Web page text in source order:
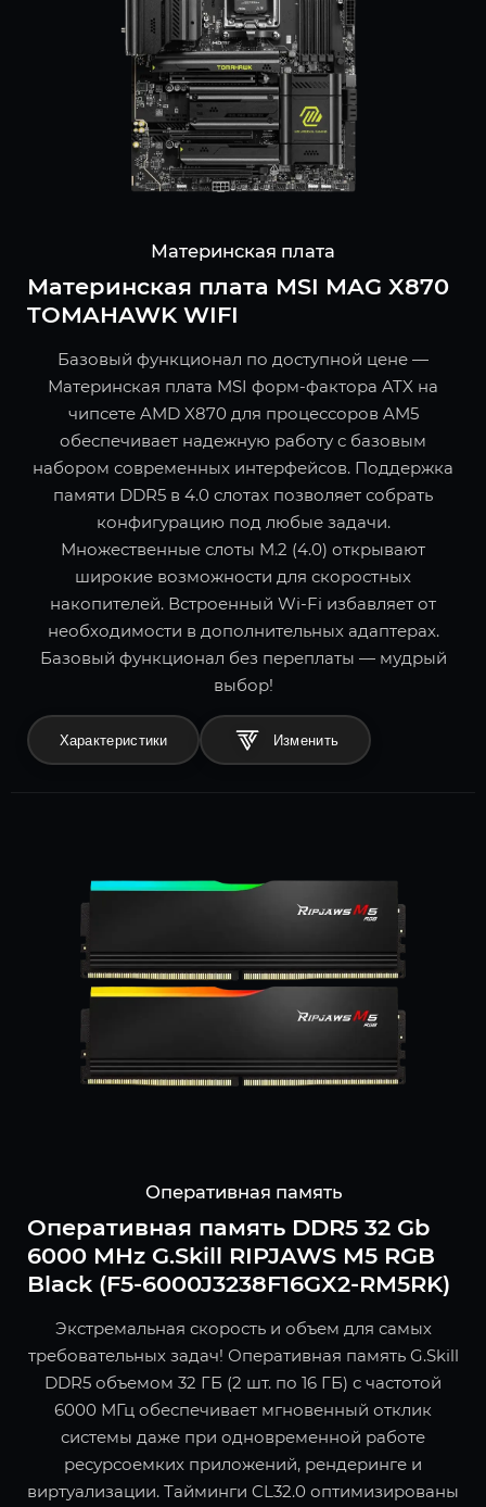
Материнская плата
Материнская плата MSI MAG X870
TOMAHAWK WIFI
Базовый функционал по доступной цене —
Материнская плата MSI форм-фактора ATX на
чипсете AMD X870 для процессоров AM5
обеспечивает надежную работу с базовым
набором современных интерфейсов. Поддержка
памяти DDR5 в 4.0 слотах позволяет собрать
конфигурацию под любые задачи.
Множественные слоты M.2 (4.0) открывают
широкие возможности для скоростных
накопителей. Встроенный Wi-Fi избавляет от
необходимости в дополнительных адаптерах.
Базовый функционал без переплаты — мудрый
выбор!
Характеристики
Оперативная память
Оперативная память DDR5 32 Gb
6000 MHz G.Skill RIPJAWS M5 RGB
Black (F5-6000J3238F16GX2-RM5RK)
Экстремальная скорость и объем для самых
требовательных задач! Оперативная память G.Skill
DDR5 объемом 32 ГБ (2 шт. по 16 ГБ) с частотой
6000 МГц обеспечивает мгновенный отклик
системы даже при одновременной работе
ресурсоемких приложений, рендеринге и
виртуализации. Тайминги CL32.0 оптимизированы